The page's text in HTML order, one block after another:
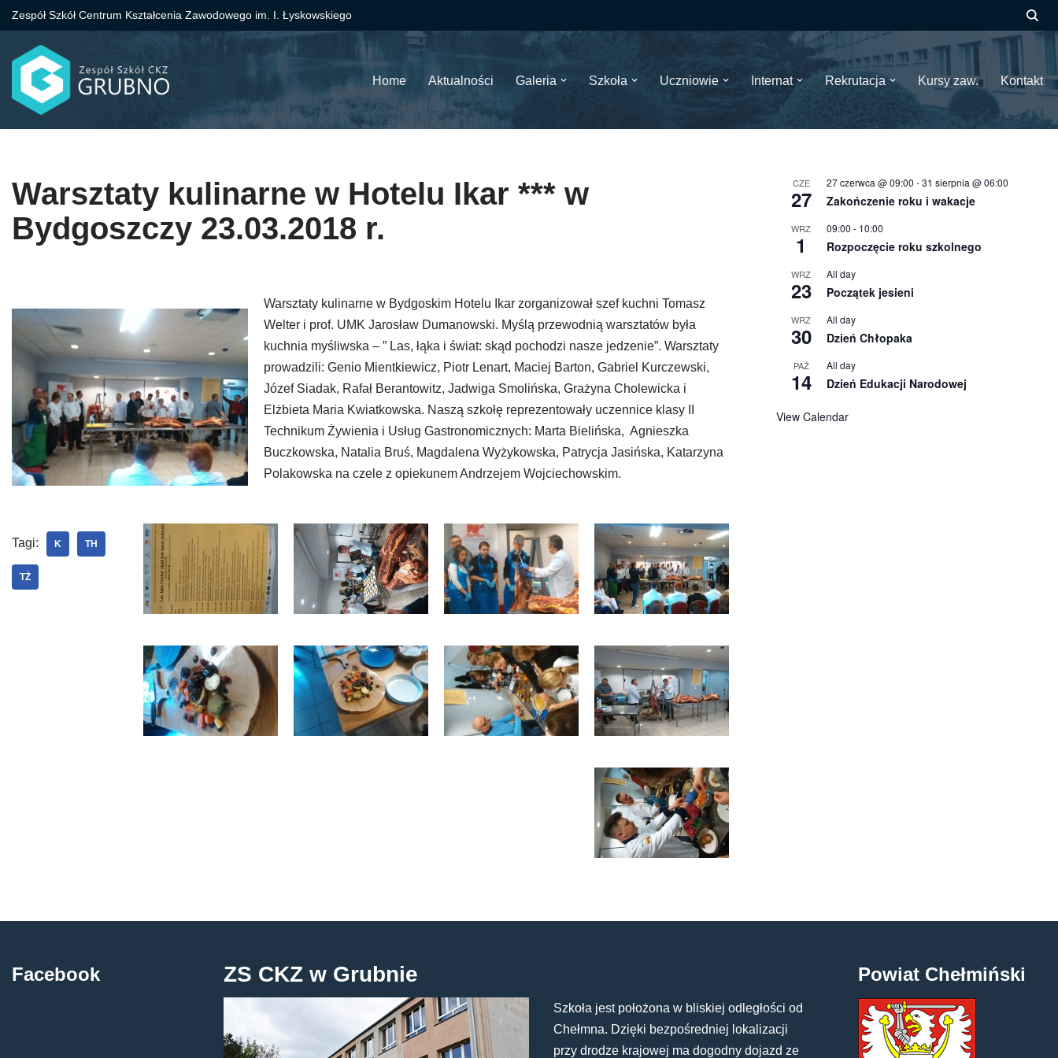
Przejdź
do
treści
Zespół Szkół Centrum Kształcenia Zawodowego im. I. Łyskowskiego
Home Aktualności Galeria Szkoła Uczniowie Internat Rekrutacja Kursy zaw. Kontakt
Warsztaty kulinarne w Hotelu Ikar *** w
Bydgoszczy 23.03.2018 r.
Warsztaty kulinarne w Bydgoskim Hotelu Ikar zorganizował szef kuchni Tomasz
Welter i prof. UMK Jarosław Dumanowski. Myślą przewodnią warsztatów była
kuchnia myśliwska – ” Las, łąka i świat: skąd pochodzi nasze jedzenie”. Warsztaty
prowadzili: Genio Mientkiewicz, Piotr Lenart, Maciej Barton, Gabriel Kurczewski,
Józef Siadak, Rafał Berantowitz, Jadwiga Smolińska, Grażyna Cholewicka i
Elżbieta Maria Kwiatkowska. Naszą szkołę reprezentowały uczennice klasy II
Technikum Żywienia i Usług Gastronomicznych: Marta Bielińska, Agnieszka
Buczkowska, Natalia Bruś, Magdalena Wyżykowska, Patrycja Jasińska, Katarzyna
Polakowska na czele z opiekunem Andrzejem Wojciechowskim.
Tagi: K TH
TŻ
CZE
27
27 czerwca @ 09:00 -31 sierpnia @ 06:00
Zakończenie roku i wakacje
WRZ
1
09:00 - 10:00
Rozpoczęcie roku szkolnego
WRZ
23
All day
Początek jesieni
WRZ
30
All day
Dzień Chłopaka
PAŹ
14
All day
Dzień Edukacji Narodowej
View Calendar
Facebook ZS CKZ w Grubnie
Szkoła jest położona w bliskiej odległości od
Chełmna. Dzięki bezpośredniej lokalizacji
przy drodze krajowej ma dogodny dojazd ze
Powiat Chełmiński